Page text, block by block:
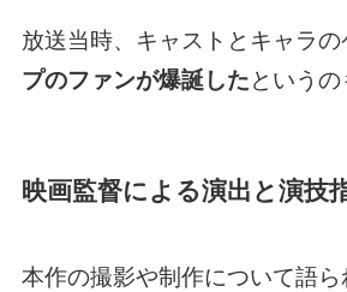
放送当時、 キャストとキャラ
プのファンが爆誕したというの
映画監督による演出と演技
本作の撮影や制作について語ら